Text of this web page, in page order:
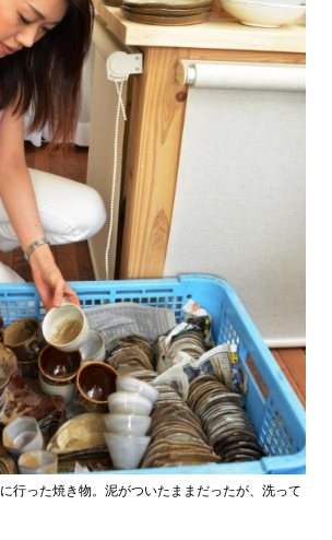
行った焼き物。泥がついたままだったが、洗って